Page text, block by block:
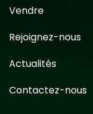
Vendre
Rejoignez-nous
Actualités
Contactez-nous